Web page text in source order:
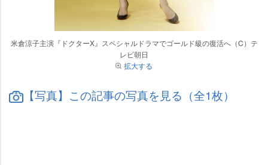
米倉涼子主演『ドクターX』スペシャルドラマでゴールド級の復活へ（C）テ
レビ朝日
拡大する
【写真】この記事の写真を見る（全1枚）